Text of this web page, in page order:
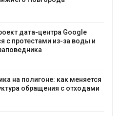
панели над каналами
вода с крыш может
2026
потребовало ускорить